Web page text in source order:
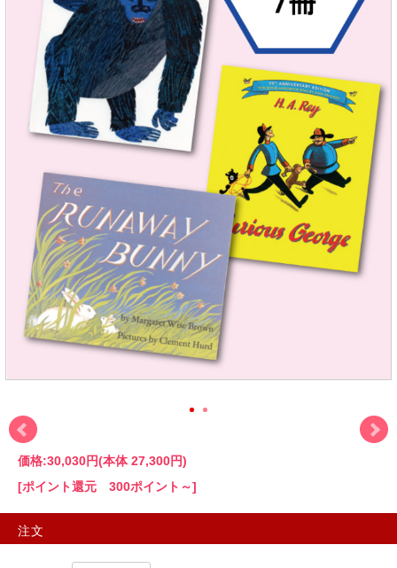
価格:30,030円(本体 27,300円)
[ポイント還元 300ポイント～]
注文